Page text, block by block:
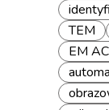
TEM
EM